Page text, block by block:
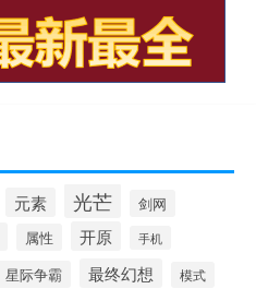
元素 光芒 剑网
属性 开原 手机
星际争霸 最终幻想 模式